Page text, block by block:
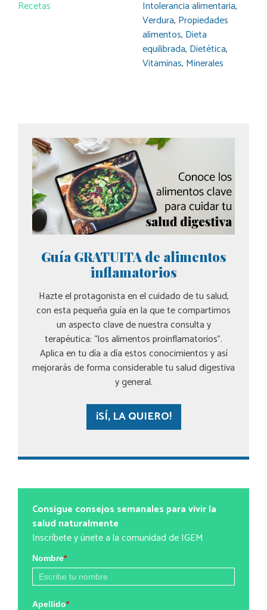
Recetas Intolerancia alimentaria,
Verdura, Propiedades
alimentos, Dieta
equilibrada, Dietética,
Vitaminas, Minerales
Guía GRATUITA de alimentos
inflamatorios
Hazte el protagonista en el cuidado de tu salud,
con esta pequeña guía en la que te compartimos
un aspecto clave de nuestra consulta y
terapéutica: “los alimentos proinflamatorios”.
Aplica en tu día a día estos conocimientos y así
mejorarás de forma considerable tu salud digestiva
y general.
¡SÍ, LA QUIERO!
Consigue consejos semanales para vivir la
salud naturalmente
Inscríbete y únete a la comunidad de IGEM
Nombre*
Apellido*